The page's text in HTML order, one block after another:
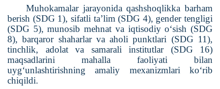
Muhokamalar jarayonida qashshoqlikka barham
berish (SDG 1), sifatli ta’lim (SDG 4), gender tengligi
(SDG 5), munosib mehnat va iqtisodiy o‘sish (SDG
8), barqaror shaharlar va aholi punktlari (SDG 11),
tinchlik, adolat va samarali institutlar (SDG 16)
maqsadlarini mahalla faoliyati bilan
uyg‘unlashtirishning amaliy mexanizmlari ko‘rib
chiqildi.